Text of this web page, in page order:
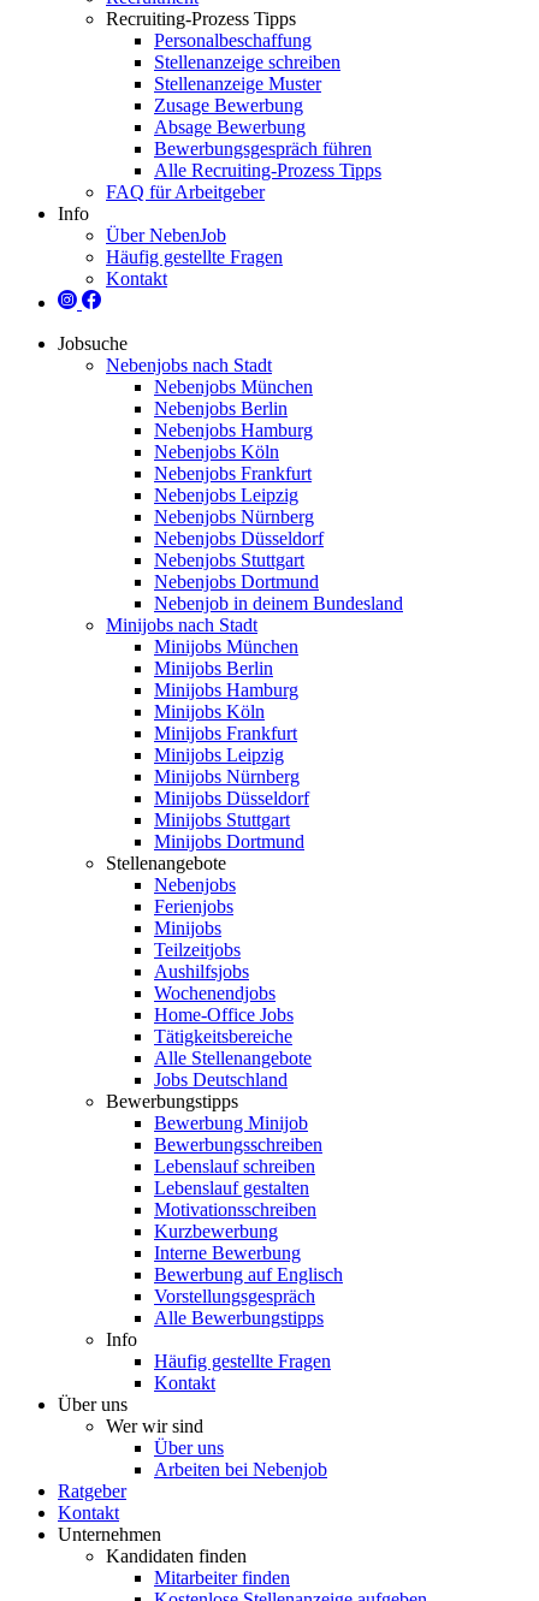
Recruiting-Prozess Tipps
Personalbeschaffung
Stellenanzeige schreiben
Stellenanzeige Muster
Zusage Bewerbung
Absage Bewerbung
Bewerbungsgespräch führen
Alle Recruiting-Prozess Tipps
FAQ für Arbeitgeber
Info
Über NebenJob
Häufig gestellte Fragen
Kontakt
Jobsuche
Nebenjobs nach Stadt
Nebenjobs München
Nebenjobs Berlin
Nebenjobs Hamburg
Nebenjobs Köln
Nebenjobs Frankfurt
Nebenjobs Leipzig
Nebenjobs Nürnberg
Nebenjobs Düsseldorf
Nebenjobs Stuttgart
Nebenjobs Dortmund
Nebenjob in deinem Bundesland
Minijobs nach Stadt
Minijobs München
Minijobs Berlin
Minijobs Hamburg
Minijobs Köln
Minijobs Frankfurt
Minijobs Leipzig
Minijobs Nürnberg
Minijobs Düsseldorf
Minijobs Stuttgart
Minijobs Dortmund
Stellenangebote
Nebenjobs
Ferienjobs
Minijobs
Teilzeitjobs
Aushilfsjobs
Wochenendjobs
Home-Office Jobs
Tätigkeitsbereiche
Alle Stellenangebote
Jobs Deutschland
Bewerbungstipps
Bewerbung Minijob
Bewerbungsschreiben
Lebenslauf schreiben
Lebenslauf gestalten
Motivationsschreiben
Kurzbewerbung
Interne Bewerbung
Bewerbung auf Englisch
Vorstellungsgespräch
Alle Bewerbungstipps
Info
Häufig gestellte Fragen
Kontakt
Über uns
Wer wir sind
Über uns
Arbeiten bei Nebenjob
Ratgeber
Kontakt
Unternehmen
Kandidaten finden
Mitarbeiter finden